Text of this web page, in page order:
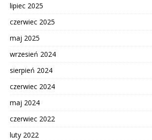
lipiec 2025
czerwiec 2025
maj 2025
wrzesień 2024
sierpień 2024
czerwiec 2024
maj 2024
czerwiec 2022
luty 2022